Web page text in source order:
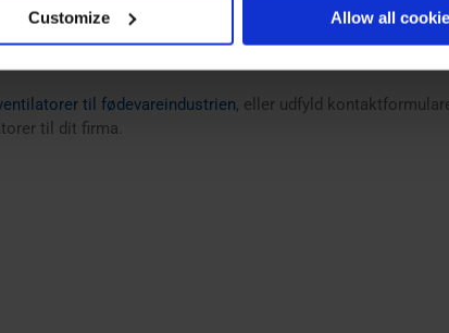
Customize Allow all
erfaring i design og produktion af industrielle ventilatorer til
til at sikre en pålidelig, effektiv løsning baseret på
til fødevareindustrien, eller udfyld
til dit firma.